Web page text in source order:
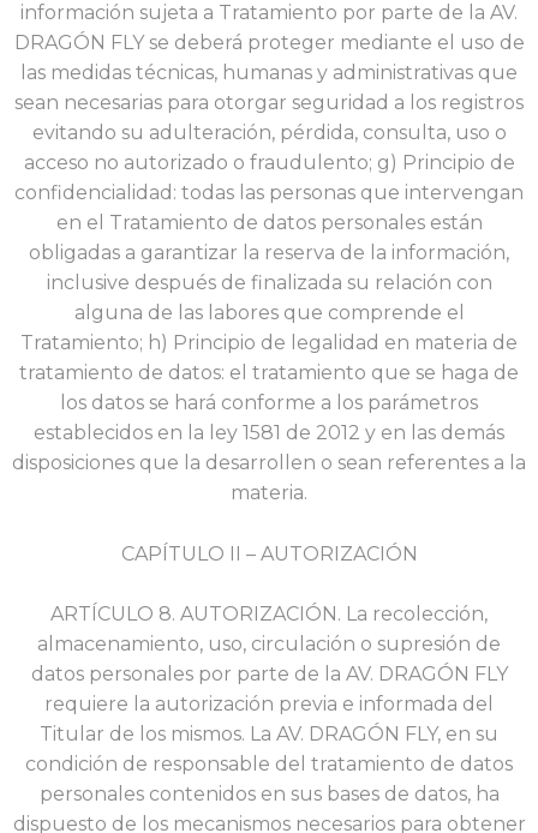
información sujeta a Tratamiento por parte de la AV.
DRAGÓN FLY se deberá proteger mediante el uso de
las medidas técnicas, humanas y administrativas que
sean necesarias para otorgar seguridad a los registros
evitando su adulteración, pérdida, consulta, uso o
acceso no autorizado o fraudulento; g) Principio de
confidencialidad: todas las personas que intervengan
en el Tratamiento de datos personales están
obligadas a garantizar la reserva de la información,
inclusive después de finalizada su relación con
alguna de las labores que comprende el
Tratamiento; h) Principio de legalidad en materia de
tratamiento de datos: el tratamiento que se haga de
los datos se hará conforme a los parámetros
establecidos en la ley 1581 de 2012 y en las demás
disposiciones que la desarrollen o sean referentes a la
materia.
CAPÍTULO II – AUTORIZACIÓN
ARTÍCULO 8. AUTORIZACIÓN. La recolección,
almacenamiento, uso, circulación o supresión de
datos personales por parte de la AV. DRAGÓN FLY
requiere la autorización previa e informada del
Titular de los mismos. La AV. DRAGÓN FLY, en su
condición de responsable del tratamiento de datos
personales contenidos en sus bases de datos, ha
dispuesto de los mecanismos necesarios para obtener